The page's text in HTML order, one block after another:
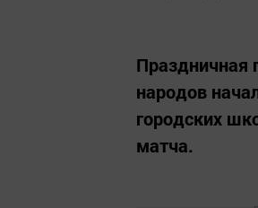
народов
городских
матча.